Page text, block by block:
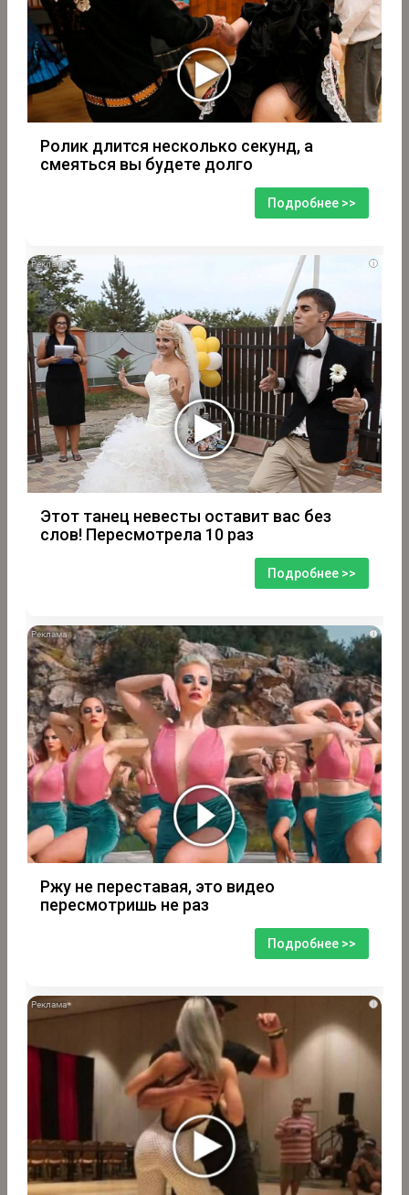
Ролик длится несколько секунд, а
смеяться вы будете долго
Подробнее >>
i
Этот танец невесты оставит вас без
слов! Пересмотрела 10 раз
Подробнее >>
i
Ржу не переставая, это видео
пересмотришь не раз
Подробнее >>
i